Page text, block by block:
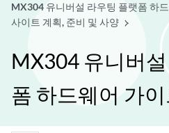
MX304 유니버설 라우팅 플랫폼 하
사이트 계획, 준비 및 사양
MX304 유니버
폼 하드웨어 가